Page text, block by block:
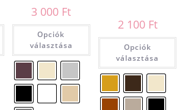
3 000 Ft
Opciók
választása
2 100 Ft
Opciók
választása